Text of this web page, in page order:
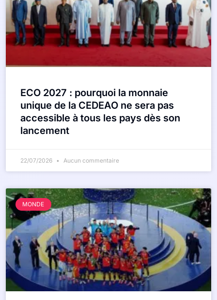
ECO 2027 : pourquoi la monnaie
unique de la CEDEAO ne sera pas
accessible à tous les pays dès son
lancement
22/07/2026 Aucun commentaire
MONDE